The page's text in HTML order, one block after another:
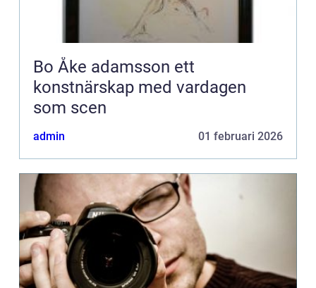
Bo Åke adamsson ett
konstnärskap med vardagen
som scen
admin 01 februari 2026